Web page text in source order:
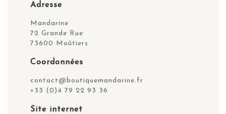
Adresse
Mandarine
72 Grande Rue
73600 Moûtiers
Coordonnées
contact@boutiquemandarine.fr
+33 (0)4 79 22 93 36
Site internet